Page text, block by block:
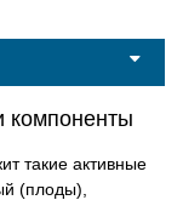
компоненты
такие активные
(плоды),